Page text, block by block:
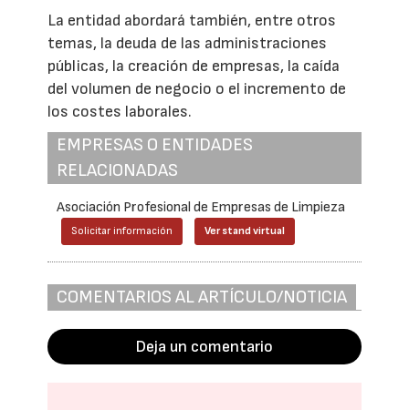
La entidad abordará también, entre otros
temas, la deuda de las administraciones
públicas, la creación de empresas, la caída
del volumen de negocio o el incremento de
los costes laborales.
EMPRESAS O ENTIDADES
RELACIONADAS
Asociación Profesional de Empresas de Limpieza
Solicitar información Ver stand virtual
COMENTARIOS AL ARTÍCULO/NOTICIA
Deja un comentario